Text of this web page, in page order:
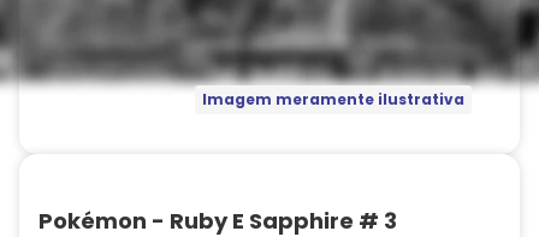
Imagem meramente ilustrativa
Pokémon - Ruby E Sapphire # 3